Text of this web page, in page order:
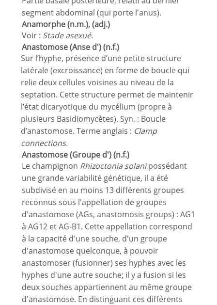
segment abdominal (qui porte l'anus).
Anamorphe (n.m.), (adj.)
Voir : Stade asexué.
Anastomose (Anse d') (n.f.)
Sur l’hyphe, présence d’une petite structure
latérale (excroissance) en forme de boucle qui
relie deux cellules voisines au niveau de la
septation. Cette structure permet de maintenir
l’état dicaryotique du mycélium (propre à
plusieurs Basidiomycètes). Syn. : Boucle
d’anastomose. Terme anglais : Clamp
connections.
Anastomose (Groupe d') (n.f.)
Le champignon Rhizoctonia solanipossédant
une grande variabilité génétique, il a été
subdivisé en au moins 13 différents groupes
reconnus sous l'appellation de groupes
d'anastomose (AGs, anastomosis groups) : AG1
à AG12 et AG-B1. Cette appellation correspond
à la capacité d'une souche, d'un groupe
d'anastomose quelconque, à pouvoir
anastomoser (fusionner) ses hyphes avec les
hyphes d'une autre souche; il y a fusion si les
deux souches appartiennent au même groupe
d'anastomose. En distinguant ces différents